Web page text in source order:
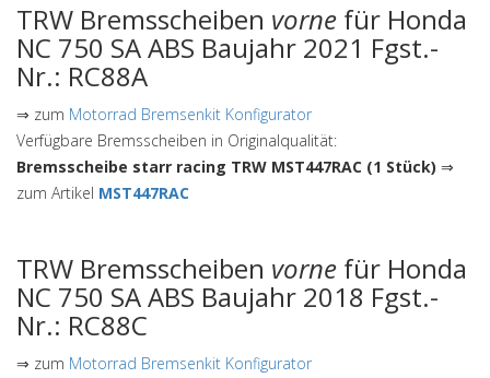
TRW Bremsscheiben vorne für Honda
NC 750 SA ABS Baujahr 2021 Fgst.-
Nr.: RC88A
⇒ zum Motorrad Bremsenkit Konfigurator
Verfügbare Bremsscheiben in Originalqualität:
Bremsscheibe starr racing TRW MST447RAC (1 Stück) ⇒
zum Artikel MST447RAC
TRW Bremsscheiben vorne für Honda
NC 750 SA ABS Baujahr 2018 Fgst.-
Nr.: RC88C
⇒ zum Motorrad Bremsenkit Konfigurator